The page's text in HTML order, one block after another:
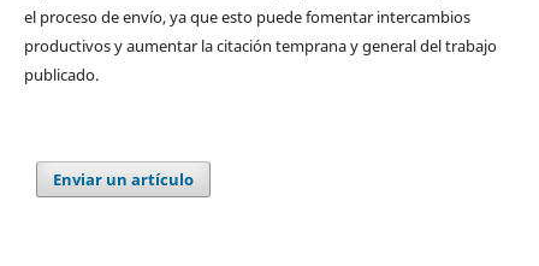
el proceso de envío, ya que esto puede fomentar intercambios
productivos y aumentar la citación temprana y general del trabajo
publicado.
Enviar un artículo